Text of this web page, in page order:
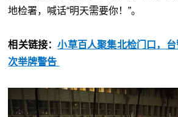
地检署，喊话“明天需要你！”。
相关链接：小草百人聚集北检门口，
次举牌警告